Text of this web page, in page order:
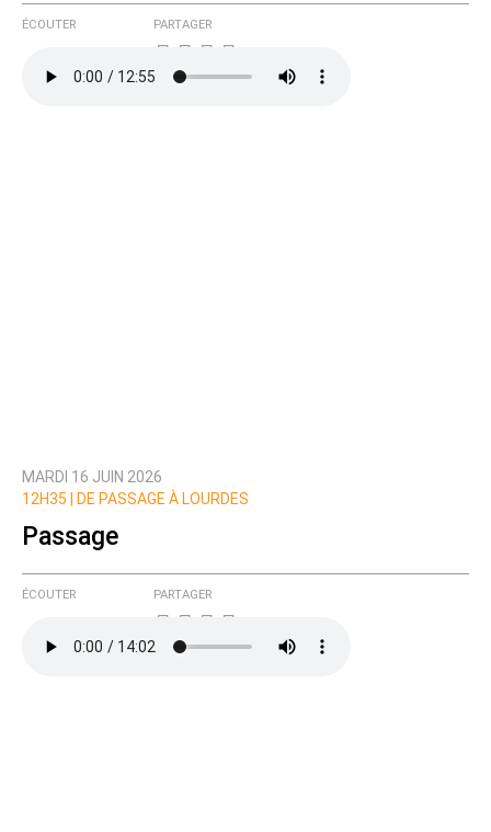
Courriel (non publié)
Prévenez-moi de tous les nouveaux commentaires
ÉCOUTER PARTAGER
MARDI 16 JUIN 2026
12H35 |
DE PASSAGE À LOURDES
Passage
ÉCOUTER PARTAGER